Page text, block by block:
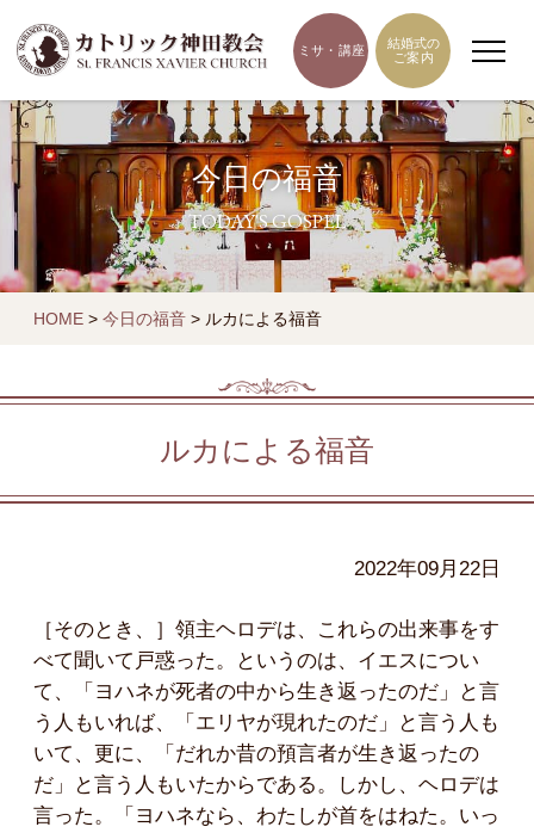
ミサ・講座
結婚式の
ご案内
今日の福音
TODAY'S GOSPEL
HOME > 今日の福音 > ルカによる福音
ルカによる福音
2022年09月22日
［そのとき、］領主ヘロデは、これらの出来事をす
べて聞いて戸惑った。というのは、イエスについ
て、「ヨハネが死者の中から生き返ったのだ」と言
う人もいれば、「エリヤが現れたのだ」と言う人も
いて、更に、「だれか昔の預言者が生き返ったの
だ」と言う人もいたからである。しかし、ヘロデは
言った。「ヨハネなら、わたしが首をはねた。いっ